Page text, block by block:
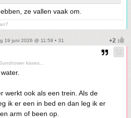
ze vallen vaak om.
19 juni 2026 @ 11:58 • 31
kisses...
werkt ook als een trein. Als de
ik er een in bed en dan leg ik er
arm of been op.